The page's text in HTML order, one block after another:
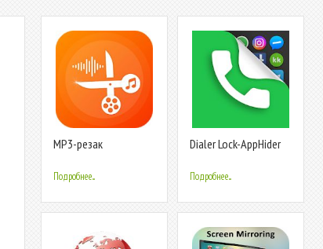
MP3-резак
Подробнее...
Dialer Lock-AppHider
Подробнее...